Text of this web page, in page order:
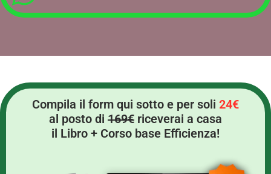
Compila il form qui sotto e per soli 24€
al posto di 169€ riceverai a casa
il Libro + Corso base Efficienza!